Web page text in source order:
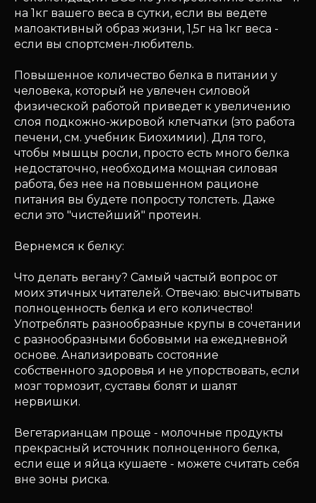
на 1кг вашего веса в сутки, если вы ведете
малоактивный образ жизни, 1,5г на 1кг веса -
если вы спортсмен-любитель.
Повышенное количество белка в питании у
человека, который не увлечен силовой
физической работой приведет к увеличению
слоя подкожно-жировой клетчатки (это работа
печени, см. учебник Биохимии). Для того,
чтобы мышцы росли, просто есть много белка
недостаточно, необходима мощная силовая
работа, без нее на повышенном рационе
питания вы будете попросту толстеть. Даже
если это "чистейший" протеин.
Вернемся к белку:
Что делать вегану? Самый частый вопрос от
моих этичных читателей. Отвечаю: высчитывать
полноценность белка и его количество!
Употреблять разнообразные крупы в сочетании
с разнообразными бобовыми на ежедневной
основе. Анализировать состояние
собственного здоровья и не упорствовать, если
мозг тормозит, суставы болят и шалят
нервишки.
Вегетарианцам проще - молочные продукты
прекрасный источник полноценного белка,
если еще и яйца кушаете - можете считать себя
вне зоны риска.